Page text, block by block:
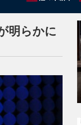
明らかに